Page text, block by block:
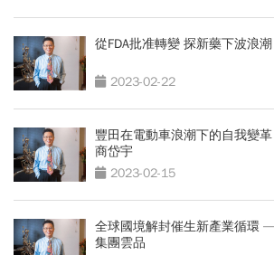
從FDA批准轉變 探新藥下波浪潮
2023-02-22
豐田在電動車浪潮下的自我變
商岱宇
2023-02-15
全球國境解封催生新產業循環
集團雲品